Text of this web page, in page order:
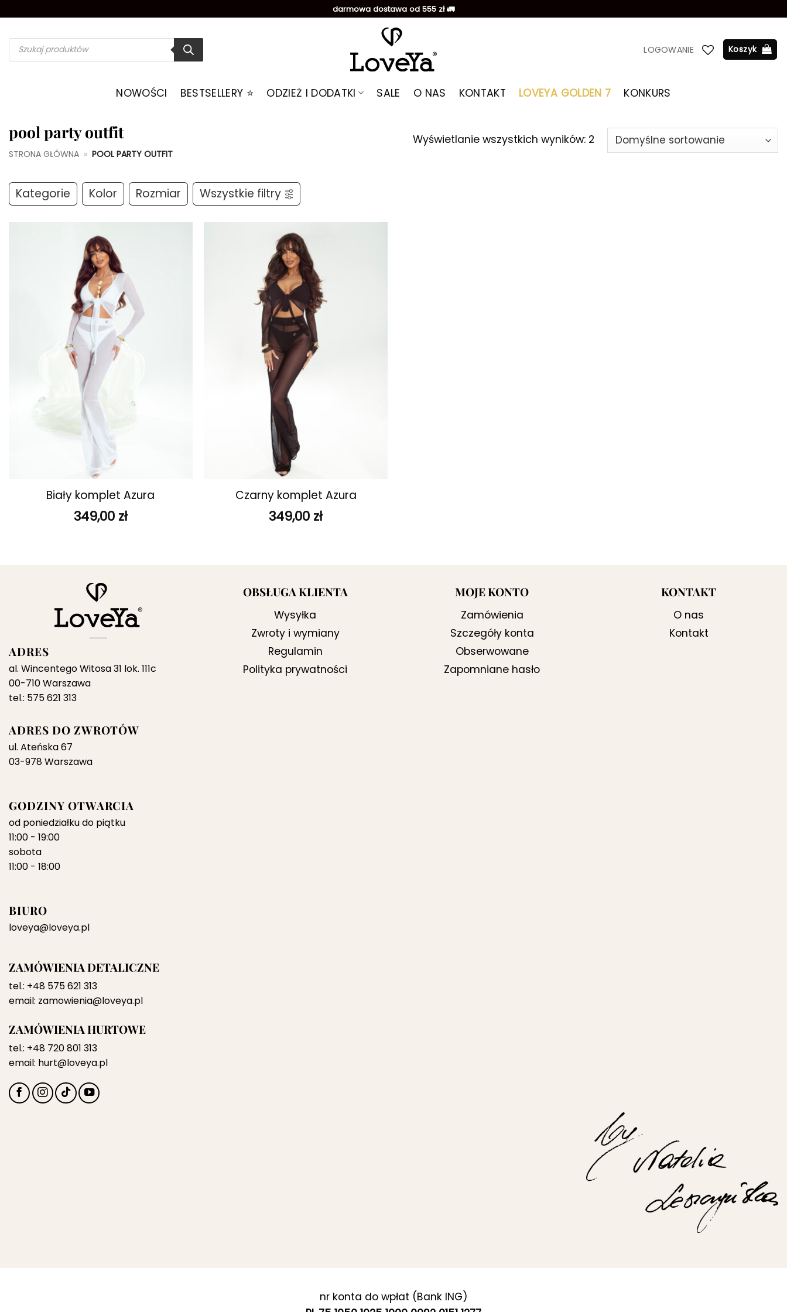
zawartości
darmowa dostawa od 555 zł 🚛
Wyszukiwarka
produktów LOGOWANIE Koszyk
NOWOŚCI BESTSELLERY ⭐️ ODZIEŻ I DODATKI SALE O NAS KONTAKT LOVEYA GOLDEN 7 KONKURS
pool party outfit
STRONA GŁÓWNA » POOL PARTY OUTFIT
Wyświetlanie wszystkich wyników: 2
Kategorie Kolor Rozmiar Wszystkie filtry
Biały komplet Azura
349,00 zł
Czarny komplet Azura
349,00 zł
ADRES
al. Wincentego Witosa 31 lok. 111c
00-710 Warszawa
tel.: 575 621 313
ADRES DO ZWROTÓW
ul. Ateńska 67
03-978 Warszawa
GODZINY OTWARCIA
od poniedziałku do piątku
11:00 - 19:00
sobota
11:00 - 18:00
BIURO
loveya@loveya.pl
ZAMÓWIENIA DETALICZNE
tel.: +48 575 621 313
email: zamowienia@loveya.pl
ZAMÓWIENIA HURTOWE
tel.: +48 720 801 313
email: hurt@loveya.pl
OBSŁUGA KLIENTA
Wysyłka
Zwroty i wymiany
Regulamin
Polityka prywatności
MOJE KONTO
Zamówienia
Szczegóły konta
Obserwowane
Zapomniane hasło
KONTAKT
O nas
Kontakt
nr konta do wpłat (Bank ING)